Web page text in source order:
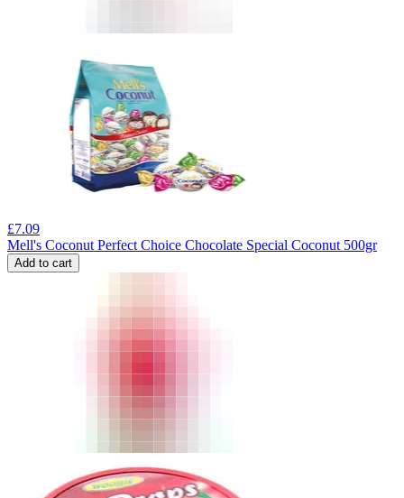
£7.09
Mell's Coconut Perfect Choice Chocolate Special Coconut 500gr
Add to cart